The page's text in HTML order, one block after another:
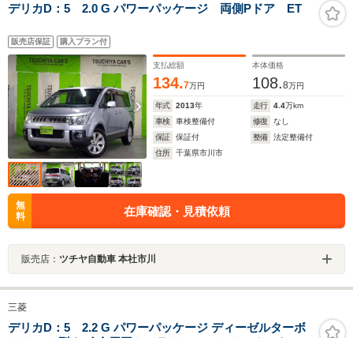
デリカD：5 2.0 G パワーパッケージ 両側Pドア ET
販売店保証 購入プラン付
支払総額
134.7万円
本体価格
108.8万円
年式 2013年 走行 4.4万km
車検
車検整備付 修復
なし
保証
保証付 整備
法定整備付
住所
千葉県市川市
無
料
在庫確認・見積依頼
販売店： ツチヤ自動車 本社市川
三菱
デリカD：5 2.2 G パワーパッケージ ディーゼルターボ